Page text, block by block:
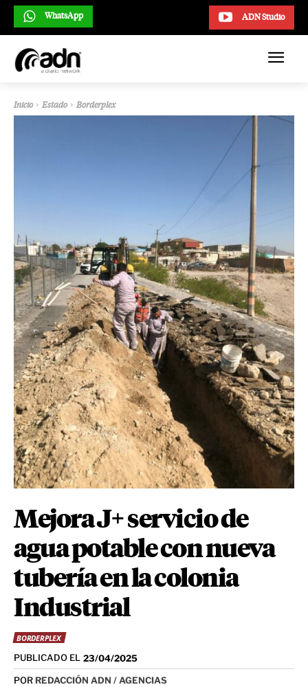
ADN Studio
WhatsApp
Inicio Estado Borderplex
Mejora J+ servicio de
agua potable con nueva
tubería en la colonia
Industrial
BORDERPLEX
PUBLICADO EL 23/04/2025
POR REDACCIÓN ADN / AGENCIAS